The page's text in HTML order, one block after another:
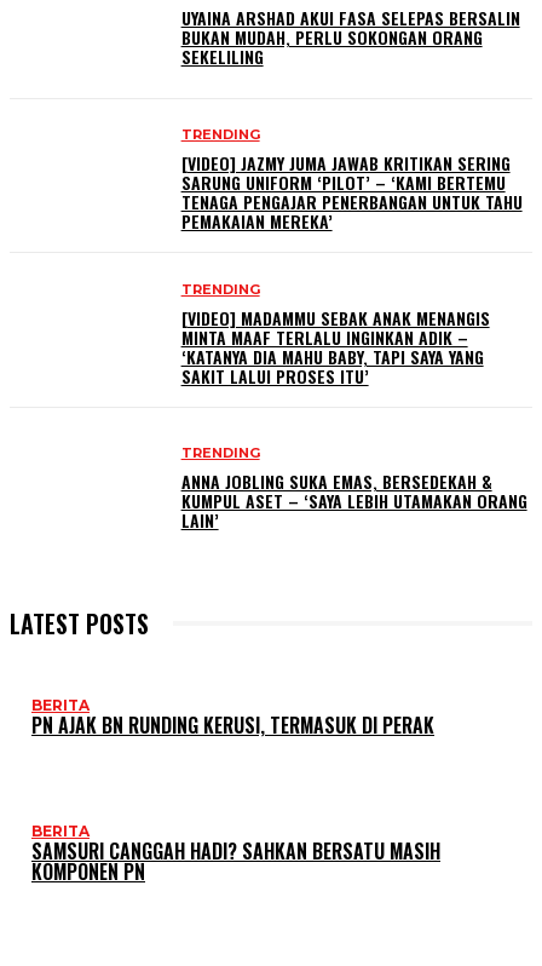
UYAINA ARSHAD AKUI FASA SELEPAS BERSALIN
BUKAN MUDAH, PERLU SOKONGAN ORANG
SEKELILING
TRENDING
[VIDEO] JAZMY JUMA JAWAB KRITIKAN SERING
SARUNG UNIFORM ‘PILOT’ – ‘KAMI BERTEMU
TENAGA PENGAJAR PENERBANGAN UNTUK TAHU
PEMAKAIAN MEREKA’
TRENDING
[VIDEO] MADAMMU SEBAK ANAK MENANGIS
MINTA MAAF TERLALU INGINKAN ADIK –
‘KATANYA DIA MAHU BABY, TAPI SAYA YANG
SAKIT LALUI PROSES ITU’
TRENDING
ANNA JOBLING SUKA EMAS, BERSEDEKAH &
KUMPUL ASET – ‘SAYA LEBIH UTAMAKAN ORANG
LAIN’
LATEST POSTS
BERITA
PN AJAK BN RUNDING KERUSI, TERMASUK DI PERAK
BERITA
SAMSURI CANGGAH HADI? SAHKAN BERSATU MASIH
KOMPONEN PN